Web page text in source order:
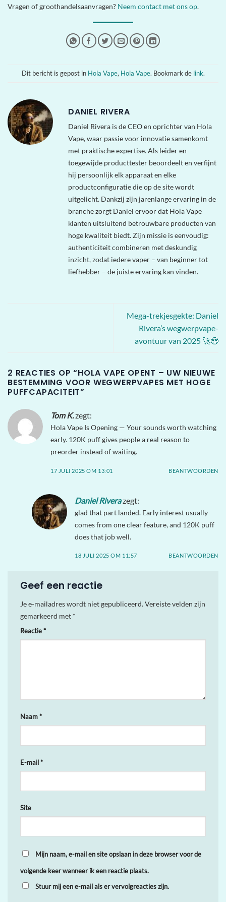
Vragen of groothandelsaanvragen? Neem contact met ons op.
Dit bericht is gepost in Hola Vape, Hola Vape. Bookmark de link.
DANIEL RIVERA
Daniel Rivera is de CEO en oprichter van Hola
Vape, waar passie voor innovatie samenkomt
met praktische expertise. Als leider en
toegewijde producttester beoordeelt en verfijnt
hij persoonlijk elk apparaat en elke
productconfiguratie die op de site wordt
uitgelicht. Dankzij zijn jarenlange ervaring in de
branche zorgt Daniel ervoor dat Hola Vape
klanten uitsluitend betrouwbare producten van
hoge kwaliteit biedt. Zijn missie is eenvoudig:
authenticiteit combineren met deskundig
inzicht, zodat iedere vaper – van beginner tot
liefhebber – de juiste ervaring kan vinden.
Mega-trekjesgekte: Daniel
Rivera’s wegwerpvape-
avontuur van 2025 🚀😍
2 REACTIES OP “HOLA VAPE OPENT – UW NIEUWE
BESTEMMING VOOR WEGWERPVAPES MET HOGE
PUFFCAPACITEIT”
Tom K.zegt:
Hola Vape Is Opening — Your sounds worth watching
early. 120K puff gives people a real reason to
preorder instead of waiting.
17 JULI 2025 OM 13:01 BEANTWOORDEN
Daniel Riverazegt:
glad that part landed. Early interest usually
comes from one clear feature, and 120K puff
does that job well.
18 JULI 2025 OM 11:57 BEANTWOORDEN
Geef een reactie
Je e-mailadres wordt niet gepubliceerd.Vereiste velden zijn
gemarkeerd met *
Reactie *
Naam *
E-mail *
Site
Mijn naam, e-mail en site opslaan in deze browser voor de
volgende keer wanneer ik een reactie plaats.
Stuur mij een e-mail als er vervolgreacties zijn.